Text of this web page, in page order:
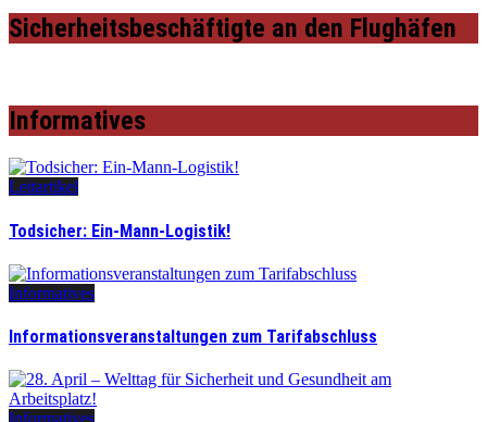
Sicherheitsbeschäftigte an den Flughäfen
Informatives
Leitartikel
Todsicher: Ein-Mann-Logistik!
Informatives
Informationsveranstaltungen zum Tarifabschluss